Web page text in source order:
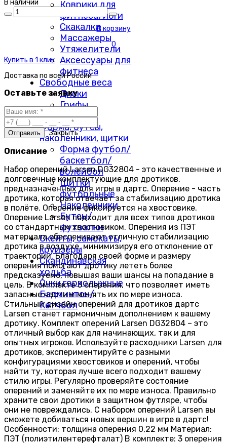
Коврики для
фитнеса/йоги
Скакалки
Массажеры
Утяжелители
Аксессуары для
фитнеса
Свободные веса
Диски
Грифы
Гантели
Форма, бутсы,
наколенники, щитки
Форма футбол/
баскетбол/
волейбол
Щитки
футбольные
Наколенники
Бутсы/
футзалки
Скейты, самокаты,
круизёры
Скандинавская
ходьба
Очки горнолыжные
Бадминтон/
Кетчбол
В наличии
В корзину
0
Купить в 1 клик
Доставка по всей России
Оставьте заявку
Закрыть
Описание
Набор оперений Larsen DG32804 - это качественные и
долговечные комплектующие для дротиков,
предназначенных для игры в дартс. Оперение - часть
дротика, которая отвечает за стабилизацию дротика
в полёте. Оперение фиксируется на хвостовике.
Оперение Larsen подходит для всех типов дротиков
со стандартным хвостовиком. Оперения из ПЭТ
материала обеспечивают отличную стабилизацию
дротика в воздухе, минимизируя его отклонение от
траектории. Благодаря своей форме и размеру
оперения помогают дротику лететь более
предсказуемо, повышая ваши шансы на попадание в
цель. В комплекте 3 оперения, что позволяет иметь
запасные части и менять их по мере износа.
Стильный дизайн оперений для дротиков дартс
Larsen станет гармоничным дополнением к вашему
дротику. Комплект оперений Larsen DG32804 – это
отличный выбор как для начинающих, так и для
опытных игроков. Используйте расходники Larsen для
дротиков, экспериментируйте с разными
конфигурациями хвостовиков и оперений, чтобы
найти ту, которая лучше всего подходит вашему
стилю игры. Регулярно проверяйте состояние
оперений и заменяйте их по мере износа. Правильно
храните свои дротики в защитном футляре, чтобы
они не повреждались. С набором оперений Larsen вы
сможете добиваться новых вершин в игре в дартс!
Особенности: толщина оперения 0,22 мм Материал:
ПЭТ (полиэтилентерефталат) В комплекте: 3 оперения